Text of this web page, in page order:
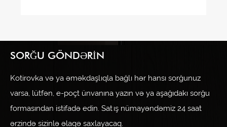
SORĞU GÖNDƏRIN
Kotirovka və ya əməkdaşlıqla bağlı hər hansı sorğunuz
varsa, lütfən, e-poçt ünvanına yazın və ya aşağıdakı sorğu
formasından istifadə edin. Satış nümayəndəmiz 24 saat
ərzində sizinlə əlaqə saxlayacaq.